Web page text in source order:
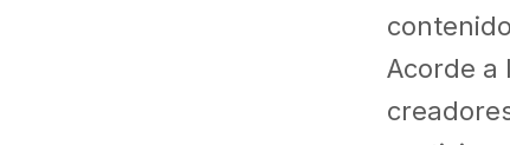
Acorde a